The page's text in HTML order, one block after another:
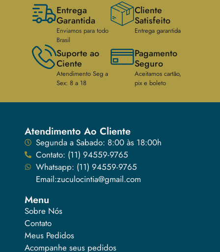
Entrega
Garantida
Enviamos para todo
Brasil
Cliente
Satisfeito
Entrega garantida
Suporte ao
Ciente
Atendimento Seg a
Sex: 8 a 18
Pagamento
Seguro
Aceitamos cartão,
pix e boleto
Atendimento Ao Cliente
Segunda a Sabado: 8:00 às 18:00h
Contato: (11) 94559-9765
Whatsapp: (11) 94559-9765
Email:zuculocintia@gmail.com
Menu
Sobre Nós
Contato
Meus Pedidos
Acompanhe seus pedidos